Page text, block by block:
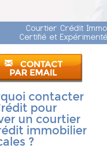
Courtier Crédit
Certifié et
CONTACT
PAR EMAIL
contacter
pour
un courtier
immobilier
?